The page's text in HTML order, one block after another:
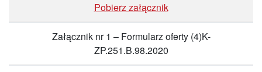
Pobierz załącznik
Załącznik nr 1 – Formularz oferty (4)K-
ZP.251.B.98.2020